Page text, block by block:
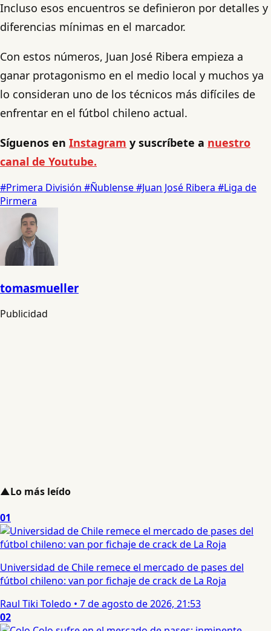
Incluso esos encuentros se definieron por detalles y
diferencias mínimas en el marcador.
Con estos números, Juan José Ribera empieza a
ganar protagonismo en el medio local y muchos ya
lo consideran uno de los técnicos más difíciles de
enfrentar en el fútbol chileno actual.
Síguenos en Instagram y suscríbete a nuestro
canal de Youtube.
#Primera División #Ñublense#Juan José Ribera #Liga de
Pirmera
tomasmueller
Publicidad
▲Lo más leído
01
Universidad de Chile remece el mercado de pases del
fútbol chileno: van por fichaje de crack de La Roja
Raul Tiki Toledo • 7 de agosto de 2026, 21:53
02